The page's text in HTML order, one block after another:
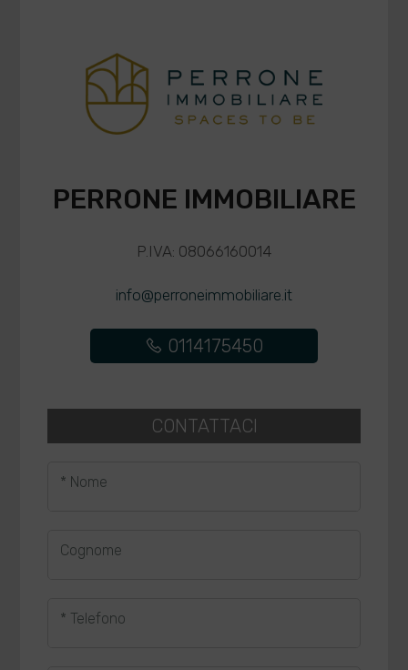
PERRONE IMMOBILIARE
P.IVA: 08066160014
info@perroneimmobiliare.it
0114175450
CONTATTACI
* Nome
Cognome
* Telefono